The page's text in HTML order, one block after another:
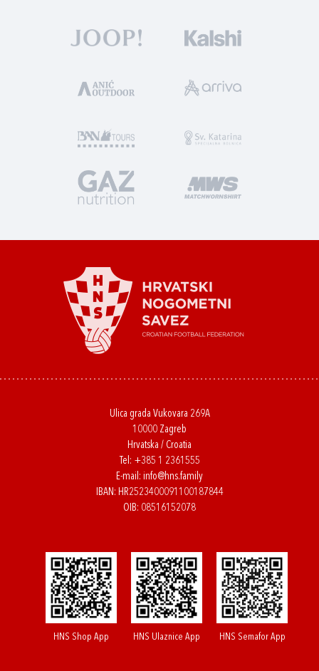
Ulica grada Vukovara 269A
10000 Zagreb
Hrvatska / Croatia
Tel: +385 1 2361555
E-mail: info@hns.family
IBAN: HR2523400091100187844
OIB: 08516152078
HNS Shop App HNS Ulaznice App HNS Semafor App